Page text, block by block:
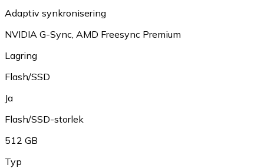
Adaptiv synkronisering
NVIDIA G-Sync AMD Freesync Premium
Lagring
Flash/SSD
Ja
Flash/SSD-storlek
512 GB
Typ